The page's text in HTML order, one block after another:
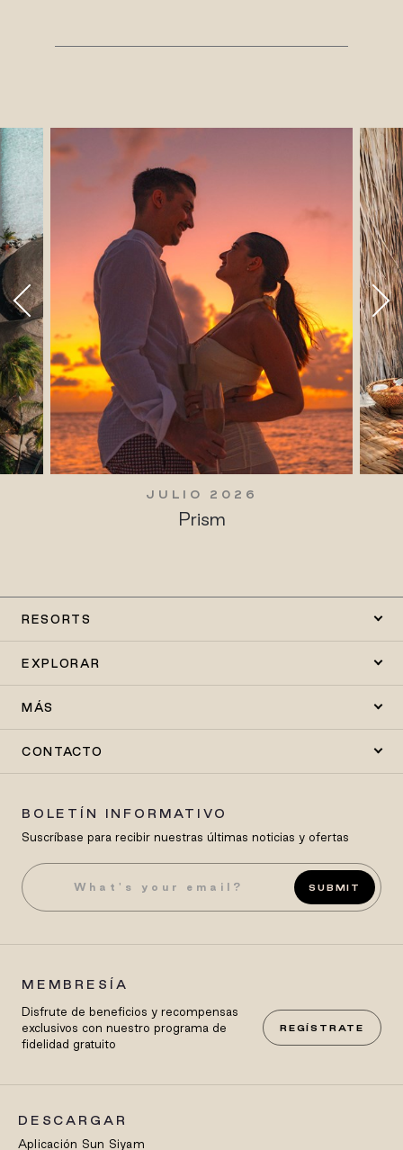
JULIO 2026
Prism
RESORTS
EXPLORAR
MÁS
CONTACTO
BOLETÍN INFORMATIVO
Suscríbase para recibir nuestras últimas noticias y ofertas
SUBMIT
MEMBRESÍA
Disfrute de beneficios y recompensas
exclusivos con nuestro programa de
fidelidad gratuito
REGÍSTRATE
DESCARGAR
Aplicación Sun Siyam